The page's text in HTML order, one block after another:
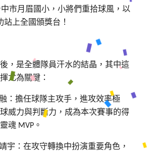
中市月眉國小，小將們重拾球風，以
上全國頒獎台！
，是全體隊員汗水的結晶，其中這
尤為關鍵：
：擔任球隊主攻手，進攻效率極
威力與判斷力，成為本次賽事的得
魂 MVP 。
宇：在攻守轉換中扮演重要角色，